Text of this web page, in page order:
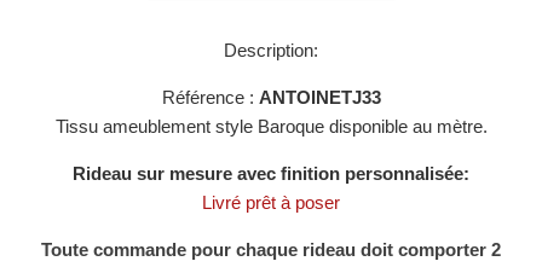
Description:
Référence : ANTOINETJ33
Tissu ameublement style Baroque disponible au mètre.
Rideau sur mesure avec finition personnalisée:
Livré prêt à poser
Toute commande pour chaque rideau doit comporter 2